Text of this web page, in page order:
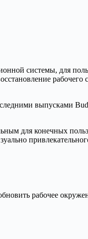
системы, для
выпусками
для конечных
рабочее